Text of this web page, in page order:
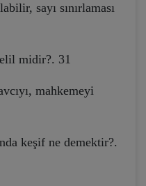
sayı sınırlaması
midir?. 31
mahkemeyi
keşif ne demektir?.